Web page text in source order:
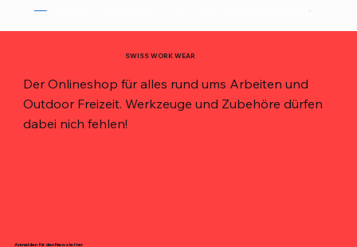
SWISS WORK WEAR
Der Onlineshop für alles rund ums Arbeiten und
Outdoor Freizeit. Werkzeuge und Zubehöre dürfen
dabei nich fehlen!
Anmelden für den Newsletter